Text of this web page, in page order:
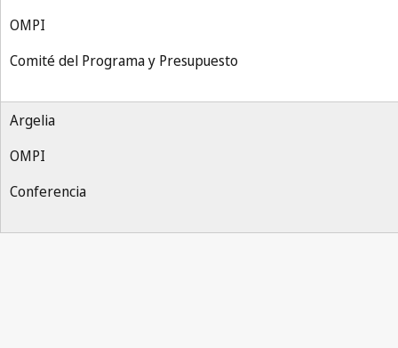
OMPI
Comité del Programa y Presupuesto
Argelia
OMPI
Conferencia